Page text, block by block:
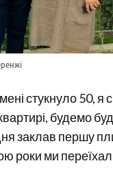
стукнуло 50, я
будемо
заклав першу
роки ми